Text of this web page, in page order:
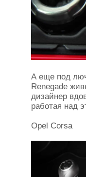
А еще под
Renegade
дизайнер
работая над
Opel Corsa